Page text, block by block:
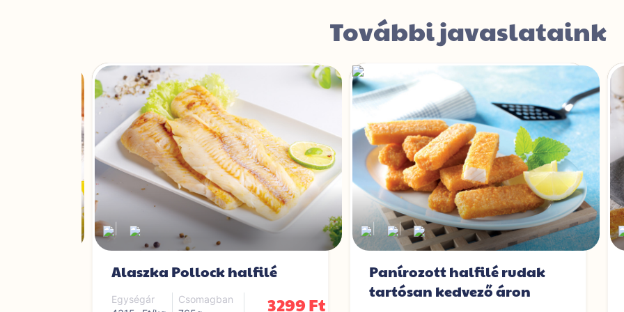
További javaslataink
Alaszka Pollock halfilé
Egységár
Csomagban
3299 Ft
|
Panírozott halfilé rudak
tartósan kedvező áron